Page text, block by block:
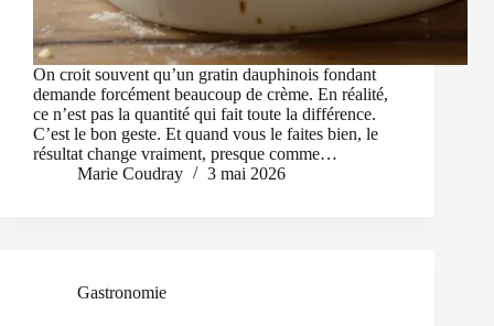
On croit souvent qu’un gratin dauphinois fondant
demande forcément beaucoup de crème. En réalité,
ce n’est pas la quantité qui fait toute la différence.
C’est le bon geste. Et quand vous le faites bien, le
résultat change vraiment, presque comme…
Marie Coudray
3 mai 2026
Gastronomie